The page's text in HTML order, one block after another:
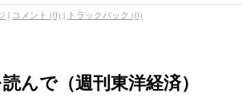
| コメント (0) | トラックバック (0)
んで（週刊東洋経済）